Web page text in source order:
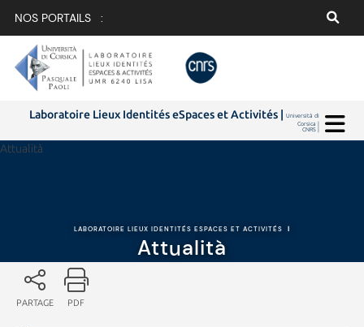
NOS PORTAILS :
Laboratoire Lieux Identités eSpaces et Activités |Università di
Corsica |
CNRS |
Attualità
LABORATOIRE LIEUX IDENTITÉS ESPACES ET ACTIVITÉS |
Attualità
PARTAGE PDF